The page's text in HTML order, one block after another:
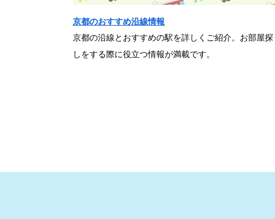
京都のおすすめ沿線情報
京都の沿線とおすすめの駅を詳しくご紹介。お部屋探
しをする際に役立つ情報が満載です。